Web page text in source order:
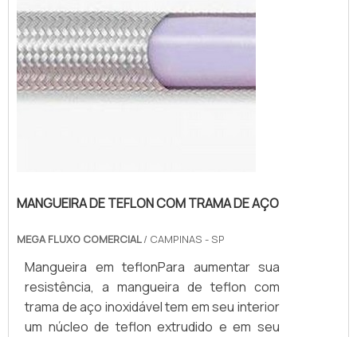
MANGUEIRA DE TEFLON COM TRAMA DE AÇO
MEGA FLUXO COMERCIAL/ CAMPINAS - SP
Mangueira em teflonPara aumentar sua
resistência, a mangueira de teflon com
trama de aço inoxidável tem em seu interior
um núcleo de teflon extrudido e em seu